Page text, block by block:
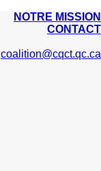
NOTRE MISSION
CONTACT
coalition@cqct.qc.ca